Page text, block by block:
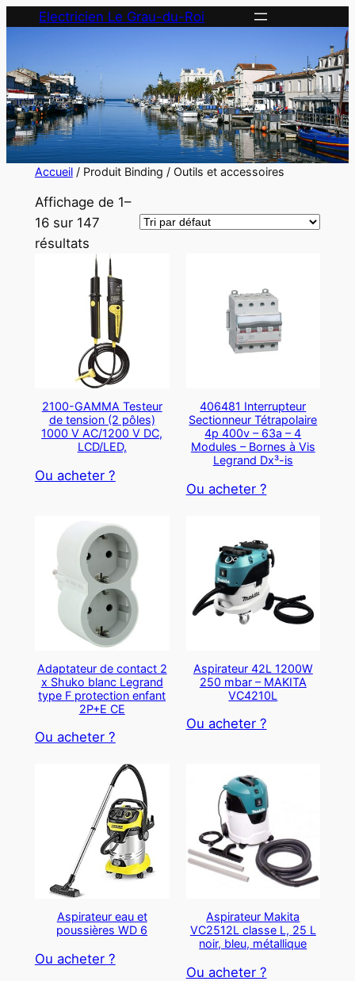
Electricien Le Grau-du-Roi
Accueil/ Produit Binding / Outils et accessoires
Affichage de 1–
16 sur 147
résultats
2100-GAMMA Testeur
de tension (2 pôles)
1000 V AC/1200 V DC,
LCD/LED,
Ou acheter ?
406481 Interrupteur
Sectionneur Tétrapolaire
4p 400v – 63a – 4
Modules – Bornes à Vis
Legrand Dx³-is
Ou acheter ?
Adaptateur de contact 2
x Shuko blanc Legrand
type F protection enfant
2P+E CE
Ou acheter ?
Aspirateur 42L 1200W
250 mbar – MAKITA
VC4210L
Ou acheter ?
Aspirateur eau et
poussières WD 6
Ou acheter ?
Aspirateur Makita
VC2512L classe L, 25 L
noir, bleu, métallique
Ou acheter ?